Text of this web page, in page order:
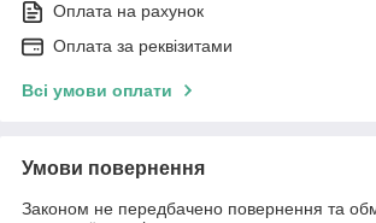
Оплата на рахунок
Оплата за реквізитами
Всі умови оплати
Умови повернення
Законом не передбачено повернення та